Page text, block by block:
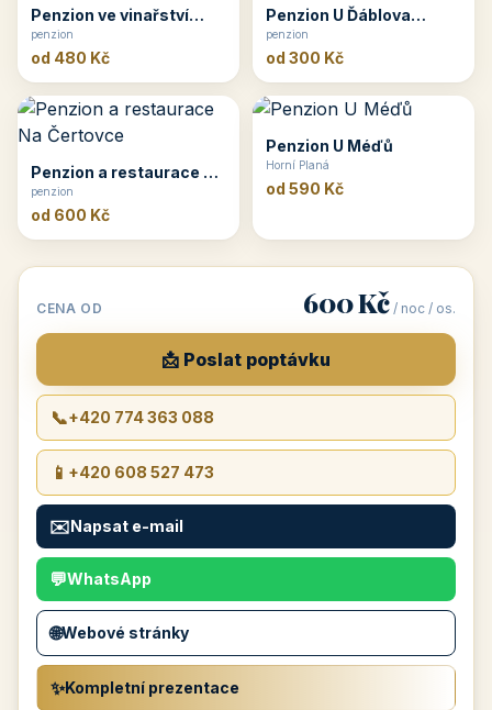
Penzion ve vinařství
Maláník - Osička
penzion
od 480 Kč
Penzion U Ďáblova
kopyta
penzion
od 300 Kč
Penzion a restaurace Na
Čertovce
penzion
od 600 Kč
Penzion U Méďů
Horní Planá
od 590 Kč
CENA OD 600 Kč / noc / os.
📩 Poslat poptávku
📞+420 774 363 088
📱 +420 608 527 473
✉️Napsat e-mail
💬WhatsApp
🌐Webové stránky
✨Kompletní prezentace